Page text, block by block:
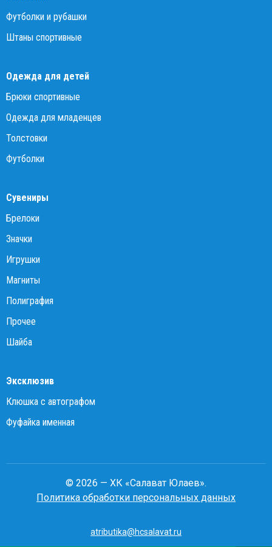
Футболки и рубашки
Штаны спортивные
Одежда для детей
Брюки спортивные
Одежда для младенцев
Толстовки
Футболки
Сувениры
Брелоки
Значки
Игрушки
Магниты
Полиграфия
Прочее
Шайба
Эксклюзив
Клюшка с автографом
Фуфайка именная
© 2026 — ХК «Салават Юлаев».
Политика обработки персональных данных
atributika@hcsalavat.ru